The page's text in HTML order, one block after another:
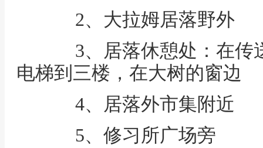
2、大拉姆居落野外
3、居落休憩处：在传
电梯到三楼，在大树的窗边
4、居落外市集附近
5、修习所广场旁